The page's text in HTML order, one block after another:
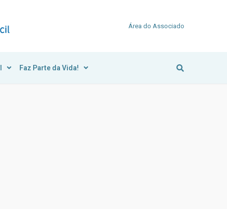
Área do Associado
Faz Parte da Vida!